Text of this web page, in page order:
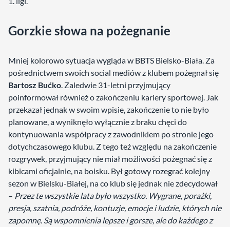
Gorzkie słowa na pożegnanie
Mniej kolorowo sytuacja wygląda w BBTS Bielsko-Biała. Za
pośrednictwem swoich social mediów z klubem pożegnał się
Bartosz Bućko. Zaledwie 31-letni przyjmujący
poinformował również o zakończeniu kariery sportowej. Jak
przekazał jednak w swoim wpisie, zakończenie to nie było
planowane, a wyniknęło wyłącznie z braku chęci do
kontynuowania współpracy z zawodnikiem po stronie jego
dotychczasowego klubu. Z tego też względu na zakończenie
rozgrywek, przyjmujący nie miał możliwości pożegnać się z
kibicami oficjalnie, na boisku. Był gotowy rozegrać kolejny
sezon w Bielsku-Białej, na co klub się jednak nie zdecydował
– Przez te wszystkie lata było wszystko. Wygrane, porażki,
presja, szatnia, podróże, kontuzje, emocje i ludzie, których nie
zapomnę. Są wspomnienia lepsze i gorsze, ale do każdego z